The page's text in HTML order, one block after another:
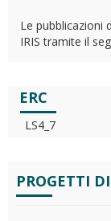
Le pubblicazioni
IRIS tramite il
ERC
LS4_7
PROGETTI